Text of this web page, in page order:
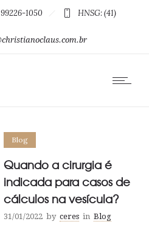
1050 HNSG: (41)
Blog
Quando a cirurgia é
indicada para casos de
cálculos na vesícula?
31/01/2022 by ceres in Blog